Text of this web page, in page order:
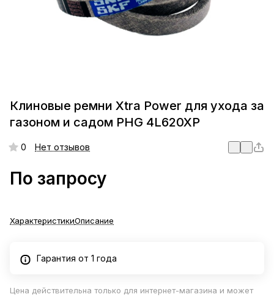
Клиновые ремни Xtra Power для ухода за
газоном и садом PHG 4L620XP
0 Нет отзывов
По запросу
ХарактеристикиОписание
Гарантия от 1 года
Цена действительна только для интернет-магазина и может